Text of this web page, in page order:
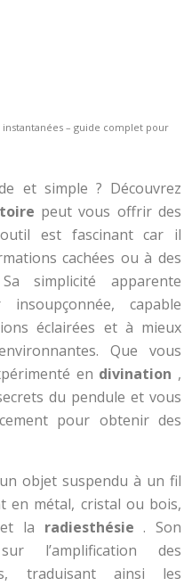
– guide complet pour
et simple ? Découvrez
peut vous offrir des
outil est fascinant car il
cachées ou à des
simplicité apparente
capable
éclairées et à mieux
Que vous
en divination ,
du pendule et vous
pour obtenir des
objet suspendu à un fil
en métal, cristal ou bois,
et la radiesthésie. Son
l’amplification des
traduisant ainsi les